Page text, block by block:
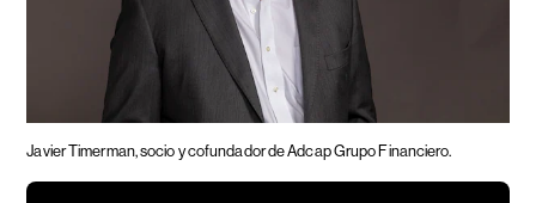
Javier Timerman, socio y cofundador de Adcap Grupo Financiero.